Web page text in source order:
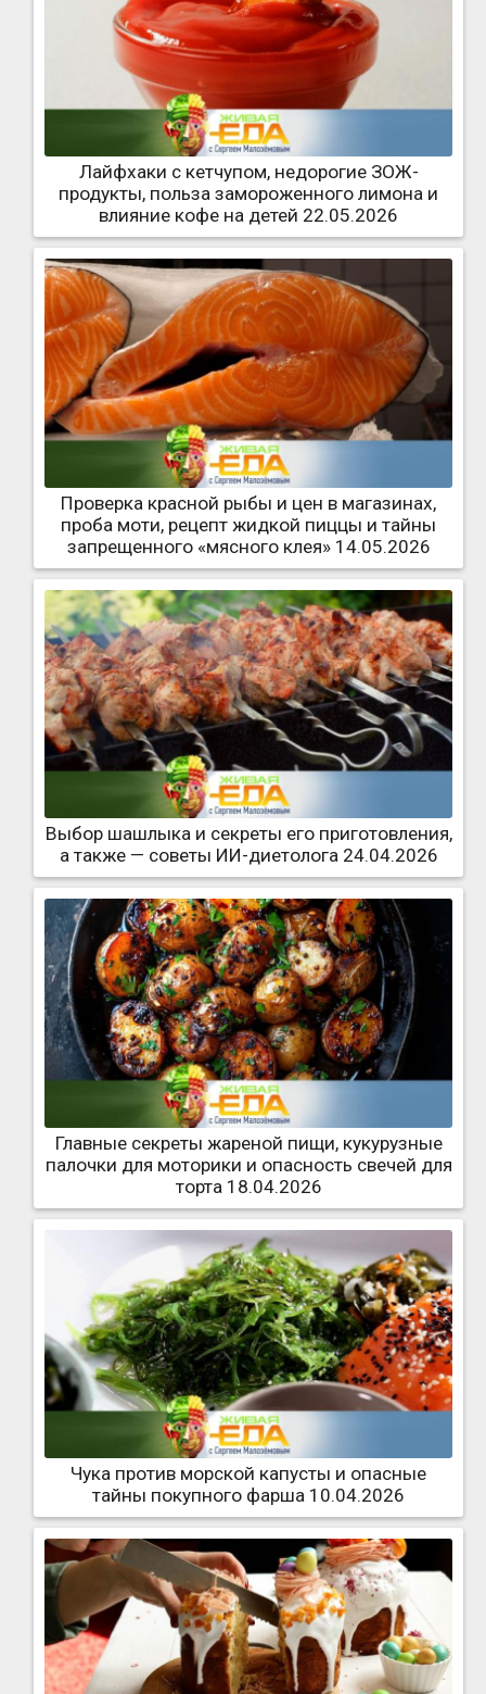
Лайфхаки с кетчупом, недорогие ЗОЖ-
продукты, польза замороженного лимона и
влияние кофе на детей 22.05.2026
Проверка красной рыбы и цен в магазинах,
проба моти, рецепт жидкой пиццы и тайны
запрещенного «мясного клея» 14.05.2026
Выбор шашлыка и секреты его приготовления,
а также — советы ИИ-диетолога 24.04.2026
Главные секреты жареной пищи, кукурузные
палочки для моторики и опасность свечей для
торта 18.04.2026
Чука против морской капусты и опасные
тайны покупного фарша 10.04.2026